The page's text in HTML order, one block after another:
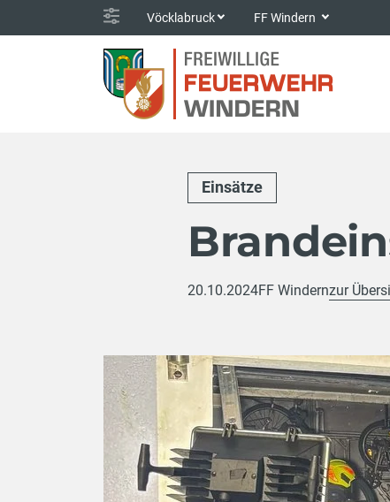
Vöcklabruck FF Windern
Einsätze
20.10.2024FF Windernzur